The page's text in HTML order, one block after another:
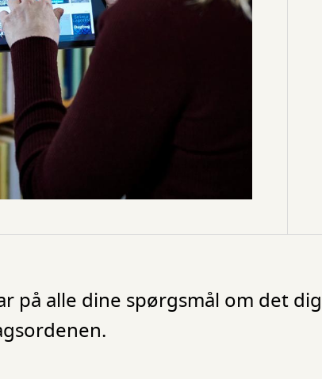
på alle dine spørgsmål om det